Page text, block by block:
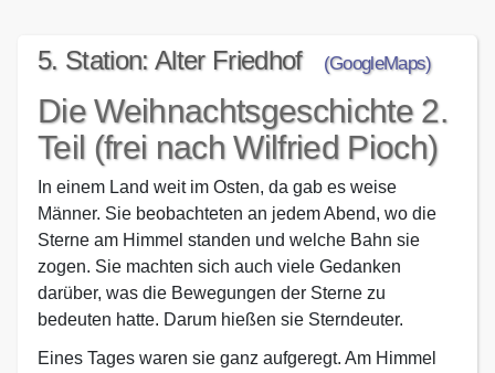
5. Station: Alter Friedhof (GoogleMaps)
Die Weihnachtsgeschichte 2.
Teil (frei nach Wilfried Pioch)
In einem Land weit im Osten, da gab es weise
Männer. Sie beobachteten an jedem Abend, wo die
Sterne am Himmel standen und welche Bahn sie
zogen. Sie machten sich auch viele Gedanken
darüber, was die Bewegungen der Sterne zu
bedeuten hatte. Darum hießen sie Sterndeuter.
Eines Tages waren sie ganz aufgeregt. Am Himmel